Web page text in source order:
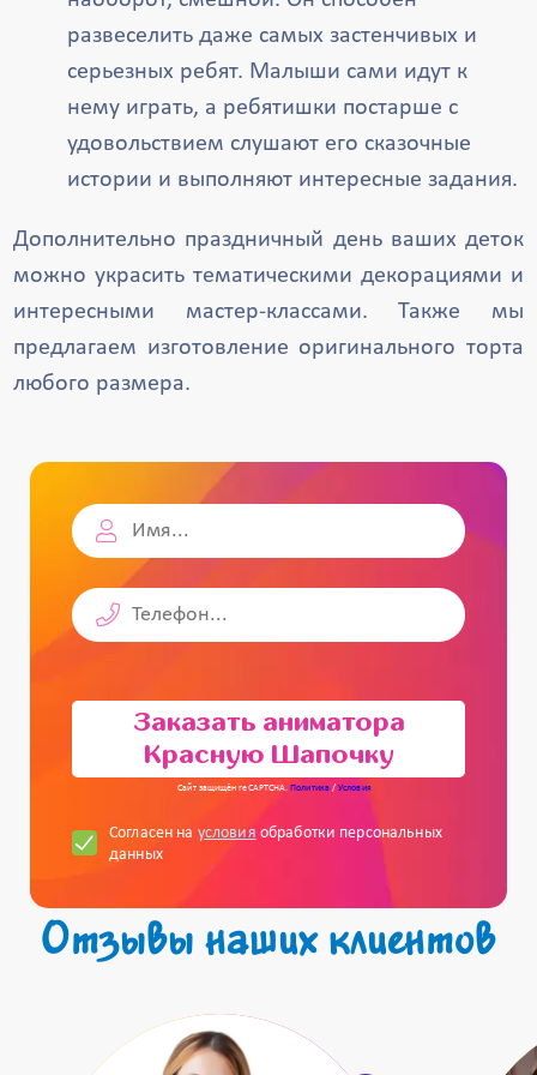
развеселить даже самых застенчивых и
серьезных ребят. Малыши сами идут к
нему играть, а ребятишки постарше с
удовольствием слушают его сказочные
истории и выполняют интересные задания.
Дополнительно праздничный день ваших деток
можно украсить тематическими декорациями и
интересными мастер-классами. Также мы
предлагаем изготовление оригинального торта
любого размера.
Заказать аниматора
Красную Шапочку
Сайт защищён reCAPTCHA. Политика/Условия
Согласен на условия обработки персональных
данных
Отзывы наших клиентов